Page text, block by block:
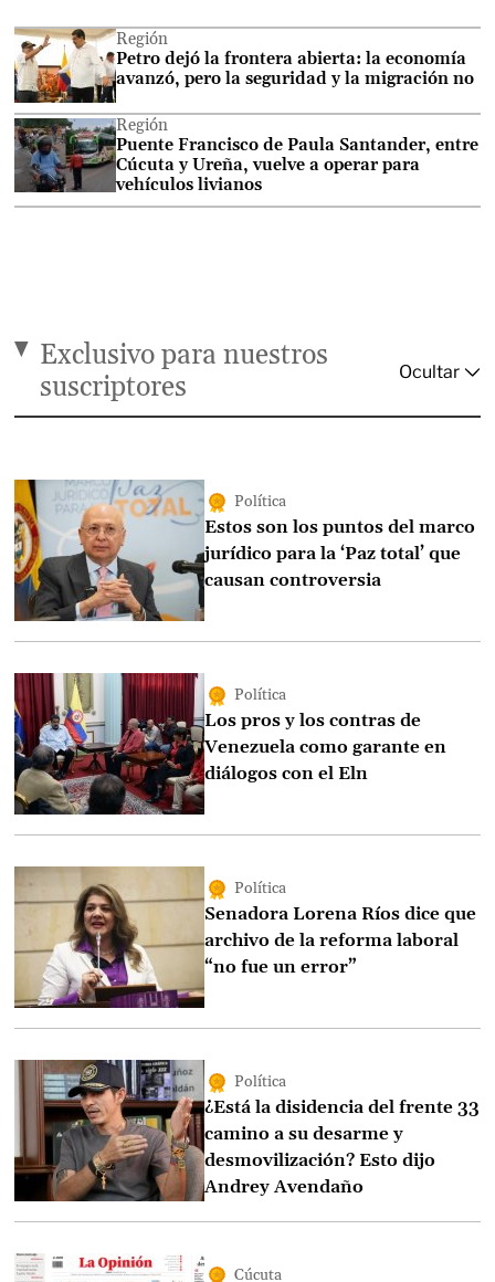
Región
Petro dejó la frontera abierta: la economía
avanzó, pero la seguridad y la migración no
Región
Puente Francisco de Paula Santander, entre
Cúcuta y Ureña, vuelve a operar para
vehículos livianos
Exclusivo para nuestros
suscriptores
Política
Estos son los puntos del marco
jurídico para la ‘Paz total’ que
causan controversia
Política
Los pros y los contras de
Venezuela como garante en
diálogos con el Eln
Política
Senadora Lorena Ríos dice que
archivo de la reforma laboral
“no fue un error”
Política
¿Está la disidencia del frente 33
camino a su desarme y
desmovilización? Esto dijo
Andrey Avendaño
Cúcuta